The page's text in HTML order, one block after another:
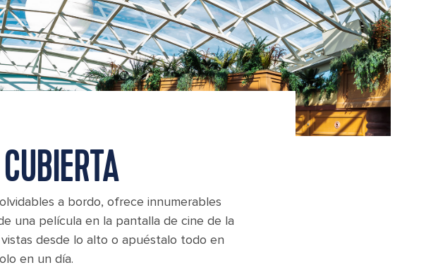
a bordo, ofrece innumerables
una película en la pantalla de cine de la
desde lo alto o apuéstalo todo en
en un día.